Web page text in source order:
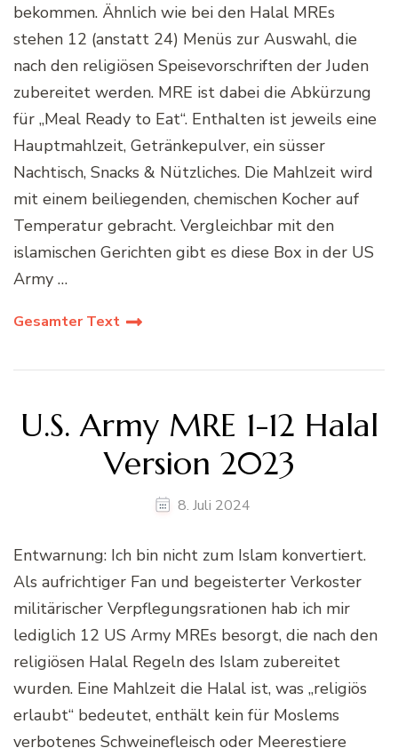
bekommen. Ähnlich wie bei den Halal MREs
stehen 12 (anstatt 24) Menüs zur Auswahl, die
nach den religiösen Speisevorschriften der Juden
zubereitet werden. MRE ist dabei die Abkürzung
für „Meal Ready to Eat“. Enthalten ist jeweils eine
Hauptmahlzeit, Getränkepulver, ein süsser
Nachtisch, Snacks & Nützliches. Die Mahlzeit wird
mit einem beiliegenden, chemischen Kocher auf
Temperatur gebracht. Vergleichbar mit den
islamischen Gerichten gibt es diese Box in der US
Army …
Gesamter Text
U.S. Army MRE 1-12 Halal
Version 2023
8. Juli 2024
Entwarnung: Ich bin nicht zum Islam konvertiert.
Als aufrichtiger Fan und begeisterter Verkoster
militärischer Verpflegungsrationen hab ich mir
lediglich 12 US Army MREs besorgt, die nach den
religiösen Halal Regeln des Islam zubereitet
wurden. Eine Mahlzeit die Halal ist, was „religiös
erlaubt“ bedeutet, enthält kein für Moslems
verbotenes Schweinefleisch oder Meerestiere